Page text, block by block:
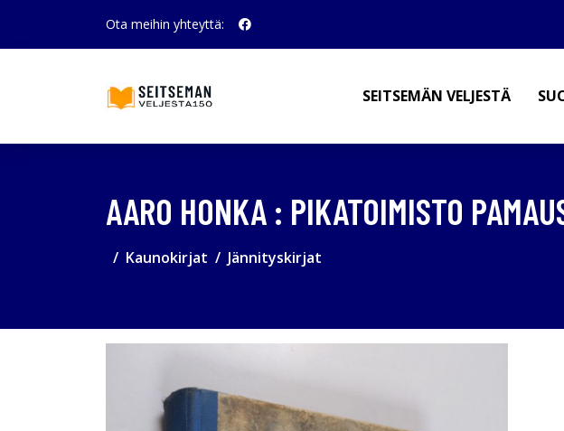
Ota meihin yhteyttä:
SEITSEMÄN VELJESTÄ
AARO HONKA : PIKATOIMISTO
Kaunokirjat Jännityskirjat